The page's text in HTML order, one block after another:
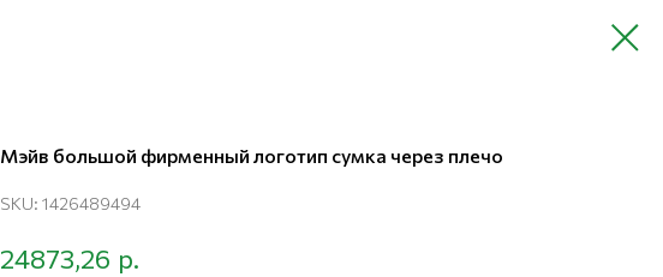
Мэйв большой фирменный логотип сумка через плечо
SKU: 1426489494
24873,26 р.